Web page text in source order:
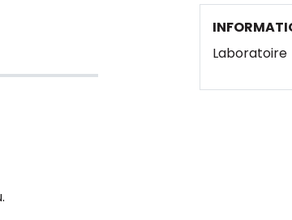
Laboratoire